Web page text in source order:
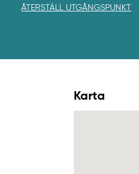
ÅTERSTÄLL UTGÅNGSPUNKT
Karta